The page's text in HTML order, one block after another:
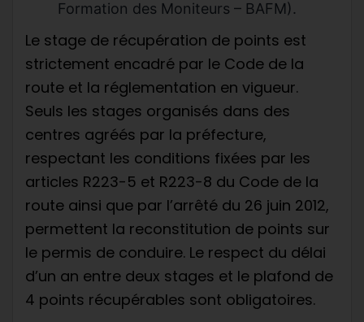
Formation des Moniteurs – BAFM).
Le stage de récupération de points est
strictement encadré par le Code de la
route et la réglementation en vigueur.
Seuls les stages organisés dans des
centres agréés par la préfecture,
respectant les conditions fixées par les
articles R223-5 et R223-8 du Code de la
route ainsi que par l’arrêté du 26 juin 2012,
permettent la reconstitution de points sur
le permis de conduire. Le respect du délai
d’un an entre deux stages et le plafond de
4 points récupérables sont obligatoires.